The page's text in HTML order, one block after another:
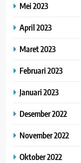
Mei 2023
April 2023
Maret 2023
Februari 2023
Januari 2023
Desember 2022
November 2022
Oktober 2022